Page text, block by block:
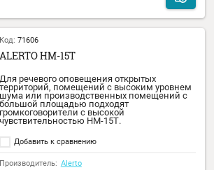
Производитель: Alerto
Статус товаров Уточнить наличие
6 212.00₽ 5 590.00
Код:35046